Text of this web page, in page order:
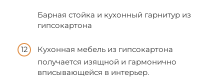
Барная стойка и кухонный гарнитур из
гипсокартона
Кухонная мебель из гипсокартона
получается изящной и гармонично
вписывающейся в интерьер.